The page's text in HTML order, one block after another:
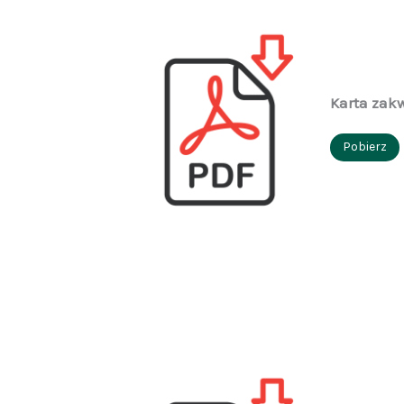
Karta
Pobierz